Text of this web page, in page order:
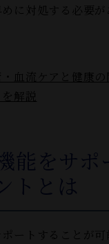
めに対処する必要
・血流ケアと健康
解説
能をサポ
トとは
ートすることが可